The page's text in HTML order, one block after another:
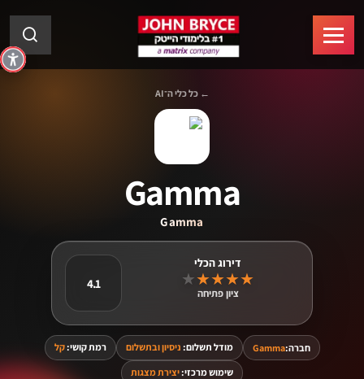
← כל כלי ה־AI
Gamma
Gamma
4.1 ★
★
★
★
★
ציון פתיחה
חברה:Gamma מודל תשלום: ניסיון ובתשלום רמת קושי:קל
שימוש מרכזי:יצירת מצגות